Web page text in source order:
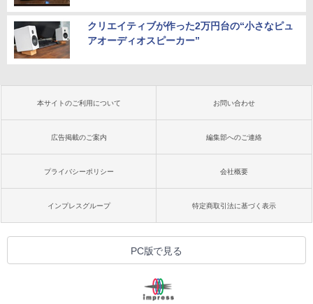
クリエイティブが作った2万円台の“小さなピュ
アオーディオスピーカー”
本サイトのご利用について お問い合わせ
広告掲載のご案内 編集部へのご連絡
プライバシーポリシー 会社概要
インプレスグループ 特定商取引法に基づく表示
PC版で見る